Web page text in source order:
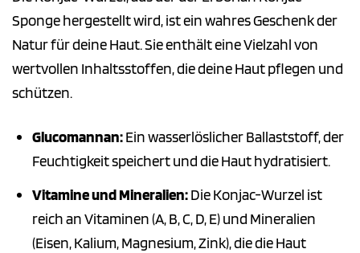
Sponge hergestellt wird, ist ein wahres Geschenk der
Natur für deine Haut. Sie enthält eine Vielzahl von
wertvollen Inhaltsstoffen, die deine Haut pflegen und
schützen.
Glucomannan:Ein wasserlöslicher Ballaststoff, der
Feuchtigkeit speichert und die Haut hydratisiert.
Vitamine und Mineralien:Die Konjac-Wurzel ist
reich an Vitaminen (A, B, C, D, E) und Mineralien
(Eisen, Kalium, Magnesium, Zink), die die Haut